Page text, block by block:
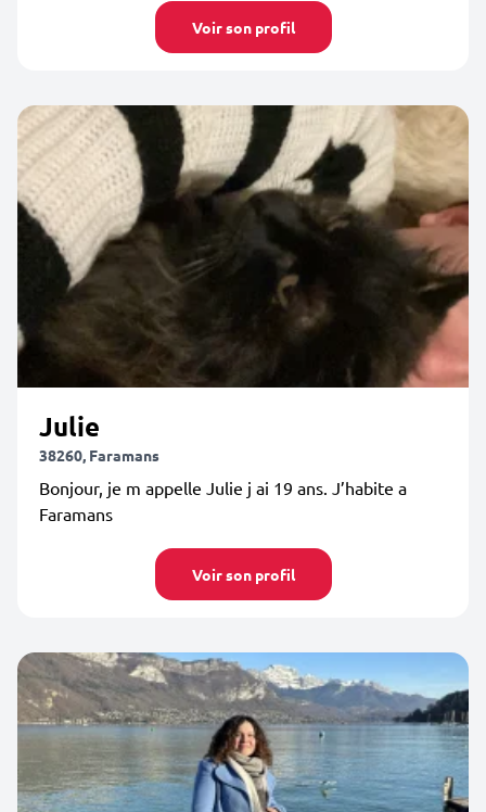
Voir son profil
Julie
38260, Faramans
Bonjour, je m appelle Julie j ai 19 ans. J’habite a
Faramans
Voir son profil